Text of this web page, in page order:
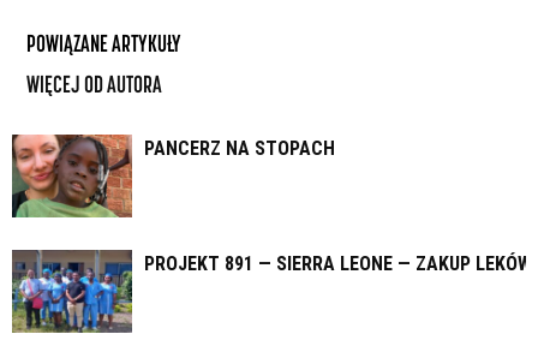
POWIĄZANE ARTYKUŁY
WIĘCEJ OD AUTORA
PANCERZ NA STOPACH
PROJEKT 891 — SIERRA LEONE — ZAKUP LEKÓW